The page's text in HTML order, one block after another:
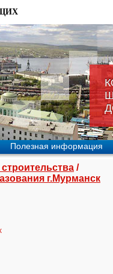
Полезная информация
/
г.Мурманск